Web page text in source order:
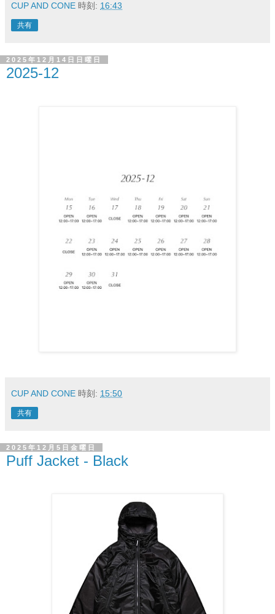
CUP AND CONE 時刻: 16:43
共有
2025年12月14日日曜日
2025-12
CUP AND CONE 時刻: 15:50
共有
2025年12月5日金曜日
Puff Jacket - Black